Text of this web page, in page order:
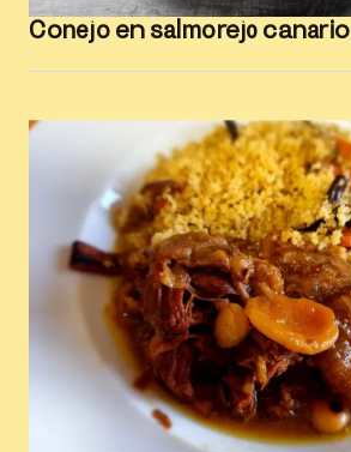
Conejo en salmorejo canario